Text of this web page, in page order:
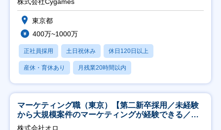
東京都
400万~1000万
正社員採用 土日祝休み 休日120日以上
産休・育休あり 月残業20時間以内
マーケティング職（東京）【第二新卒採用／未経験
から大規模案件のマーケティングが経験できる／研
修充実】
株式会社オロ